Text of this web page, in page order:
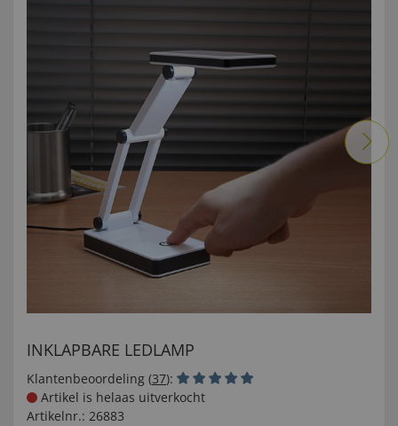
INKLAPBARE LEDLAMP
Klantenbeoordeling (37):
Artikel is helaas uitverkocht
Artikelnr.: 26883